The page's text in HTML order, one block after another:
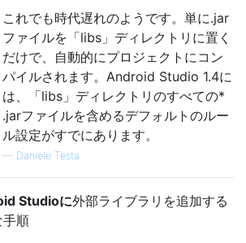
これでも時代遅れのようです。単に.jar
ファイルを「libs」ディレクトリに置く
だけで、自動的にプロジェクトにコン
パイルされます。Android Studio 1.4に
は、「libs」ディレクトリのすべての*
.jarファイルを含めるデフォルトのルー
ル設定がすでにあります。
— Daniele Testa
Studioに外部ライブラリを追加する
手順